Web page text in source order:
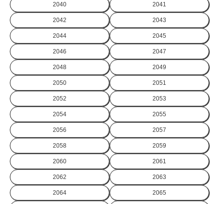
2040 2041
2042 2043
2044 2045
2046 2047
2048 2049
2050 2051
2052 2053
2054 2055
2056 2057
2058 2059
2060 2061
2062 2063
2064 2065